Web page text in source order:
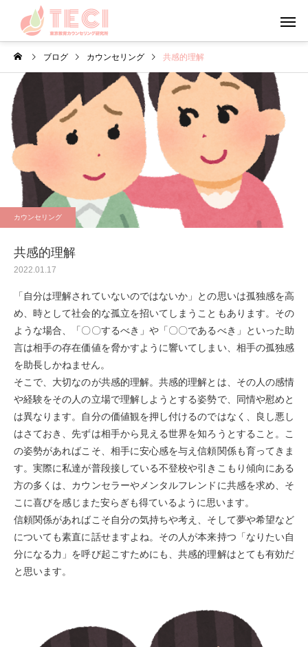
カウンセリング メンタルフ
日々のこと・その他
お盆・夏休みの過ごし方
心理学
やる気について考えて
う
ブログ カウンセリング 共感的理解
カウンセリング
共感的理解
2022.01.17
「自分は理解されていないのではないか」との思いは孤独感を高
め、時として社会的な孤立を招いてしまうこともあります。その
ような場合、「〇〇するべき」や「〇〇であるべき」といった助
言は相手の存在価値を脅かすように響いてしまい、相手の孤独感
を助長しかねません。
そこで、大切なのが共感的理解。共感的理解とは、その人の感情
や経験をその人の立場で理解しようとする姿勢で、同情や慰めと
は異なります。自分の価値観を押し付けるのではなく、良し悪し
はさておき、先ずは相手から見える世界を知ろうとすること。こ
の姿勢があればこそ、相手に安心感を与え信頼関係も育ってきま
す。実際に私達が普段接している不登校や引きこもり傾向にある
方の多くは、カウンセラーやメンタルフレンドに共感を求め、そ
こに喜びを感じまた安らぎも得ているように思います。
信頼関係があればこそ自分の気持ちや考え、そして夢や希望など
についても素直に話せますよね。その人が本来持つ「なりたい自
分になる力」を呼び起こすためにも、共感的理解はとても有効だ
と思います。